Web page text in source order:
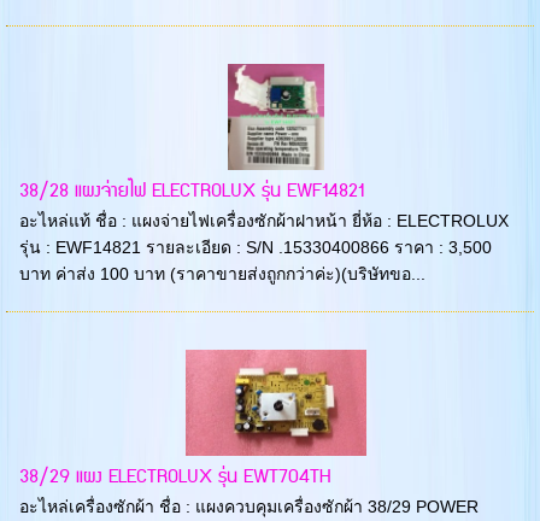
38/28 แผงจ่ายไฟ ELECTROLUX รุ่น EWF14821
อะไหล่แท้ ชื่อ : แผงจ่ายไฟเครื่องซักผ้าฝาหน้า ยี่ห้อ : ELECTROLUX
รุ่น : EWF14821 รายละเอียด : S/N .15330400866 ราคา : 3,500
บาท ค่าส่ง 100 บาท (ราคาขายส่งถูกกว่าค่ะ)(บริษัทขอ...
38/29 แผง ELECTROLUX รุ่น EWT704TH
อะไหล่เครื่องซักผ้า ชื่อ : แผงควบคุมเครื่องซักผ้า 38/29 POWER